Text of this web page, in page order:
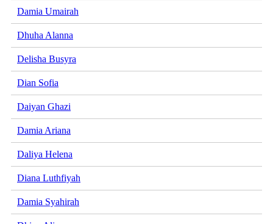
Damia Umairah
Dhuha Alanna
Delisha Busyra
Dian Sofia
Daiyan Ghazi
Damia Ariana
Daliya Helena
Diana Luthfiyah
Damia Syahirah